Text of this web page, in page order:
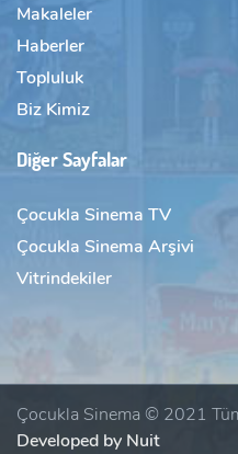
Makaleler
Haberler
Topluluk
Biz Kimiz
Diğer Sayfalar
Çocukla Sinema TV
Çocukla Sinema Arşivi
Vitrindekiler
Çocukla Sinema © 2021 Tüm
Developed by Nuit